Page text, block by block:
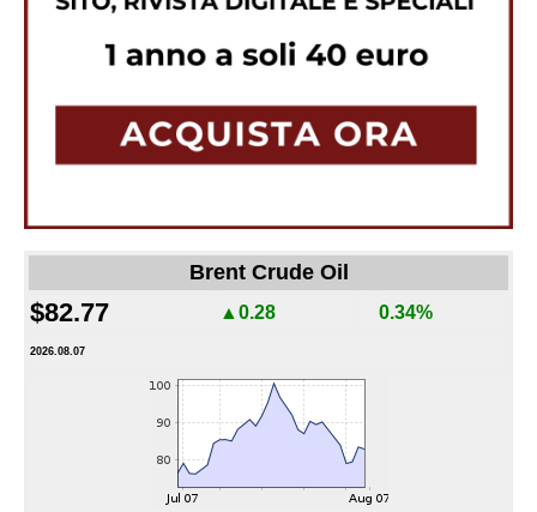
Brent Crude Oil
$82.77 ▲0.28 0.34%
2026.08.07